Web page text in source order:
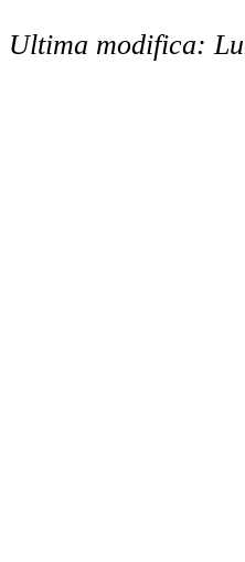
Ultima modifica: